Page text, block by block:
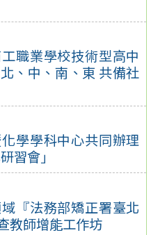
職業學校技術型高中
、中、南、東 共備社
學學科中心共同辦理
習會」
『法務部矯正署臺北
教師增能工作坊